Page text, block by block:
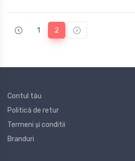
1 2
Contul tău
Politică de retur
Termeni și conditii
Branduri